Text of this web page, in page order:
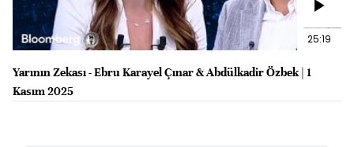
25:19
Yarının Zekası - Ebru Karayel Çınar & Abdülkadir Özbek | 1
Kasım 2025